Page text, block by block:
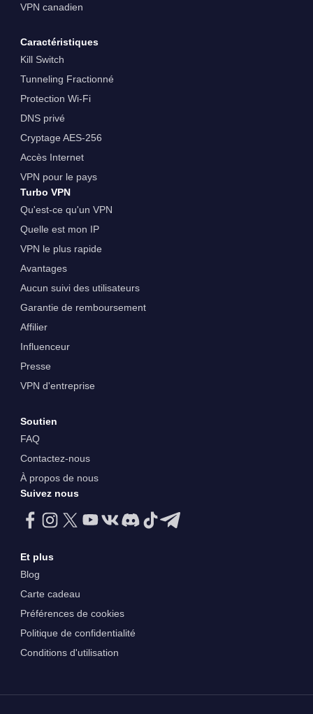
VPN canadien
Caractéristiques
Kill Switch
Tunneling Fractionné
Protection Wi-Fi
DNS privé
Cryptage AES-256
Accès Internet
VPN pour le pays
Turbo VPN
Qu'est-ce qu'un VPN
Quelle est mon IP
VPN le plus rapide
Avantages
Aucun suivi des utilisateurs
Garantie de remboursement
Affilier
Influenceur
Presse
VPN d'entreprise
Soutien
FAQ
Contactez-nous
À propos de nous
Suivez nous
Et plus
Blog
Carte cadeau
Préférences de cookies
Politique de confidentialité
Conditions d'utilisation